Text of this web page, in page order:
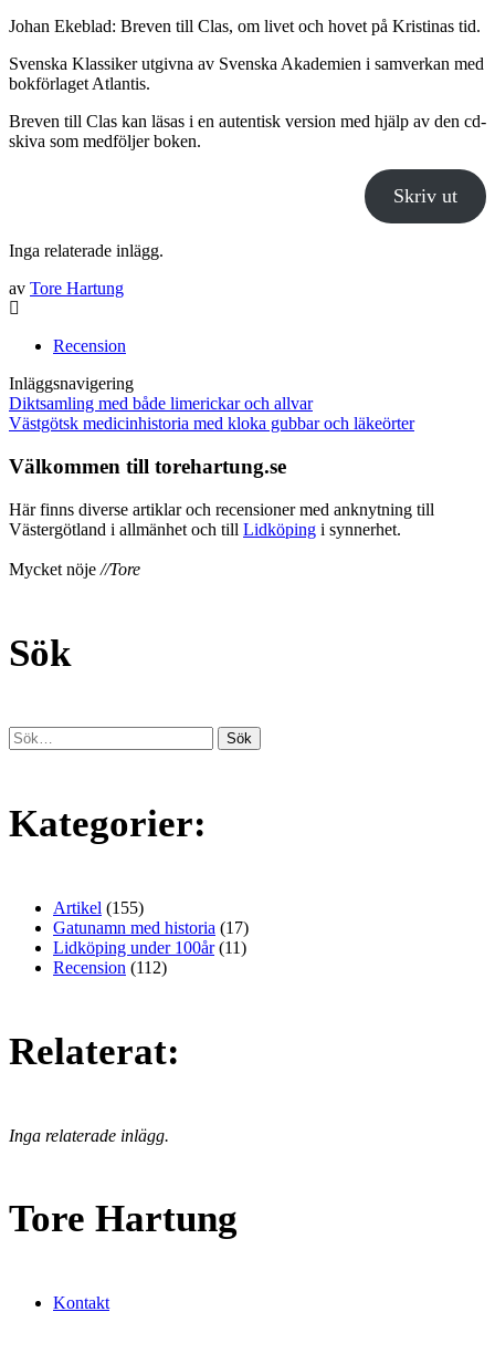
Johan Ekeblad: Breven till Clas, om livet och hovet på Kristinas tid.
Svenska Klassiker utgivna av Svenska Akademien i samverkan med
bokförlaget Atlantis.
Breven till Clas kan läsas i en autentisk version med hjälp av den cd-
skiva som medföljer boken.
Skriv ut
Inga relaterade inlägg.
av Tore Hartung
Recension
Inläggsnavigering
Diktsamling med både limerickar och allvar
Västgötsk medicinhistoria med kloka gubbar och läkeörter
Välkommen till torehartung.se
Här finns diverse artiklar och recensioner med anknytning till
Västergötland i allmänhet och till Lidköping i synnerhet.
Mycket nöje //Tore
Sök
Kategorier:
Artikel (155)
Gatunamn med historia (17)
Lidköping under 100år(11)
Recension (112)
Relaterat:
Inga relaterade inlägg.
Tore Hartung
Kontakt